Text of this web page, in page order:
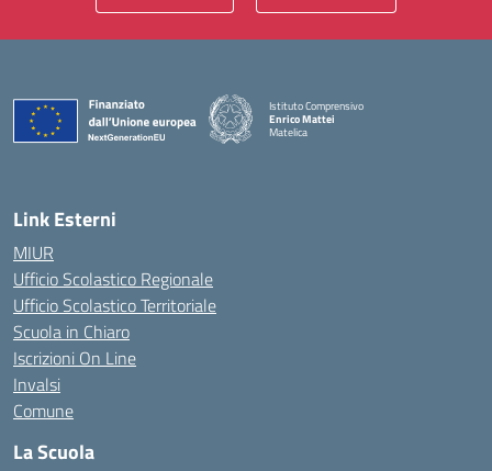
Istituto Comprensivo
Enrico Mattei
Matelica
Link Esterni
MIUR
Ufficio Scolastico Regionale
Ufficio Scolastico Territoriale
Scuola in Chiaro
Iscrizioni On Line
Invalsi
Comune
La Scuola